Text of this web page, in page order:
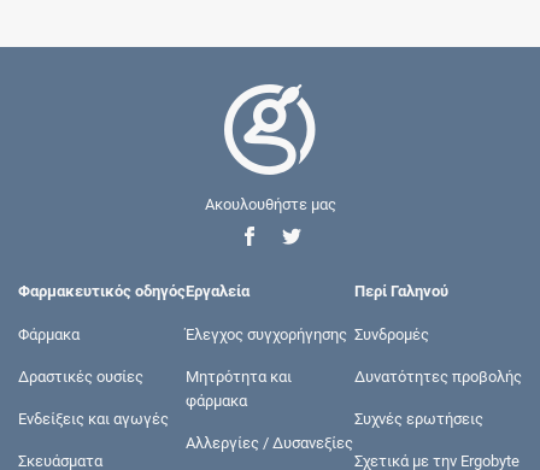
Ακουλουθήστε μας
Φαρμακευτικός οδηγός
Φάρμακα
Δραστικές ουσίες
Ενδείξεις και αγωγές
Σκευάσματα
Εργαλεία
Έλεγχος συγχορήγησης
Μητρότητα και
φάρμακα
Αλλεργίες / Δυσανεξίες
Περί Γαληνού
Συνδρομές
Δυνατότητες προβολής
Συχνές ερωτήσεις
Σχετικά με την Ergobyte